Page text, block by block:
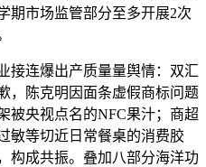
期市场监管部分至多开展2次
连爆出产质量量舆情：双汇
，陈克明因面条虚假商标问题
被央视点名的NFC果汁；商超
敏等切近日常餐桌的消费胶
构成共振。叠加八部分海洋功